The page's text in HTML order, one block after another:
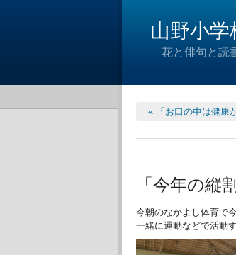
山野小
「花と俳句と読
« 「お口の中は健康
「今年の
今朝のなかよし体育で
一緒に運動などで活動